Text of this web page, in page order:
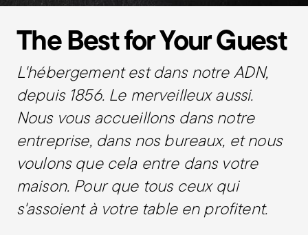
The Best for Your Guest
L'hébergement est dans notre ADN,
depuis 1856. Le merveilleux aussi.
Nous vous accueillons dans notre
entreprise, dans nos bureaux, et nous
voulons que cela entre dans votre
maison. Pour que tous ceux qui
s'assoient à votre table en profitent.